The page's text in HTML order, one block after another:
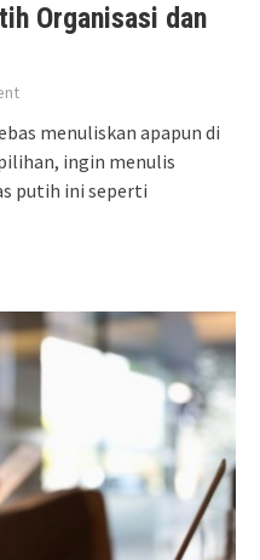
Organisasi dan
menuliskan apapun di
ingin menulis
putih ini seperti